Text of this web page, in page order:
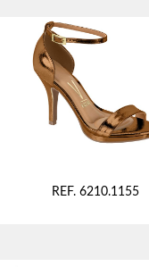
REF. 6210.1155